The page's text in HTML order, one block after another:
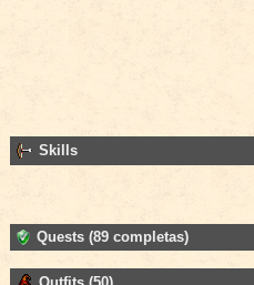
Skills
Quests (89 completas)